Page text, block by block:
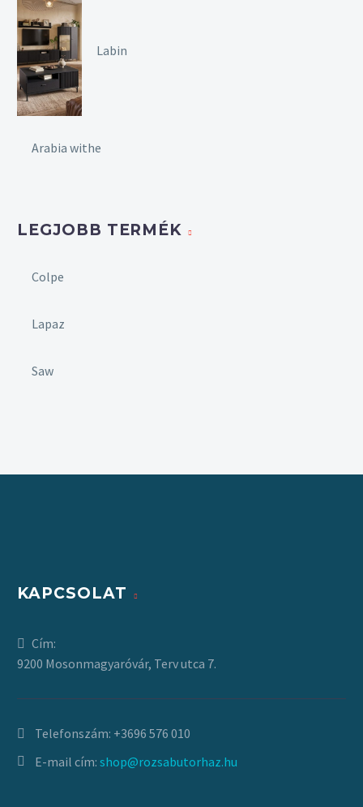
Labin
Arabia withe
LEGJOBB TERMÉK
Colpe
Lapaz
Saw
KAPCSOLAT
Cím:
9200 Mosonmagyaróvár, Terv utca 7.
Telefonszám: +3696 576 010
E-mail cím: shop@rozsabutorhaz.hu